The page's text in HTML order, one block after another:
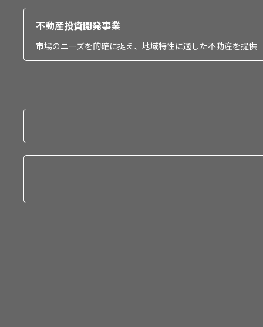
不動産投資開発事業
市場のニーズを的確に捉え、地域特性に適した不動産を提供